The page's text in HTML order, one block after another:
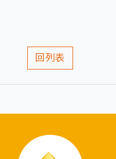
回列表